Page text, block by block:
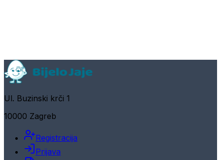
Ul. Buzinski krči 1
10000 Zagreb
Registracija
Prijava